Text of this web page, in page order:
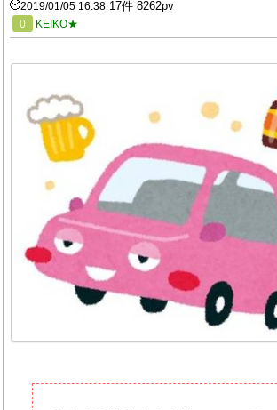
2019/01/05 16:38 17件 8262pv
0 KEIKO★